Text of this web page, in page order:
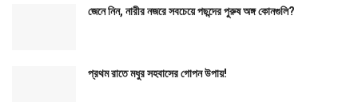
জেনে নিন, নারীর নজরে সবচেয়ে পছন্দের পুরুষ অঙ্গ কোনগুলি?
প্রথম রাতে মধুর সহবাসের গোপন উপায়!